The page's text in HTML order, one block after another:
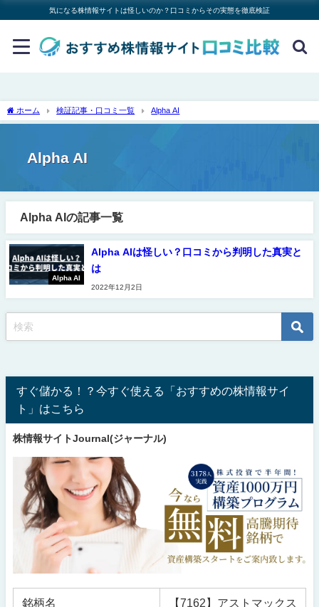
気になる株情報サイトは怪しいのか？口コミからその実態を徹底検証
ホーム 検証記事・口コミ一覧 Alpha AI
Alpha AI
Alpha AIの記事一覧
Alpha AI
Alpha AIは怪しい？口コミから判明した真実と
は
2022年12月2日
すぐ儲かる！？今すぐ使える「おすすめの株情報サイ
ト」はこちら
株情報サイトJournal(ジャーナル)
銘柄名 【7162】アストマックス